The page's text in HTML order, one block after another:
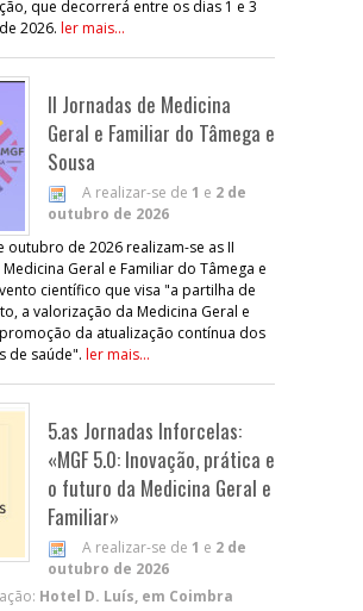
que decorrerá entre os dias 1 e 3
2026. ler mais...
II Jornadas de Medicina
Geral e Familiar do Tâmega e
Sousa
A realizar-se de 1 e 2 de
outubro de 2026
outubro de 2026 realizam-se as II
Geral e Familiar do Tâmega e
científico que visa "a partilha de
a valorização da Medicina Geral e
da atualização contínua dos
de saúde". ler mais...
5.as Jornadas Inforcelas:
«MGF 5.0: Inovação, prática e
o futuro da Medicina Geral e
Familiar»
A realizar-se de 1 e 2 de
outubro de 2026
Hotel D. Luís, em Coimbra